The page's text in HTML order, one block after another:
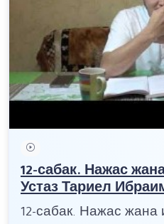
12-сабак. Нажас
Устаз Тариел
12-сабак. Нажас жана